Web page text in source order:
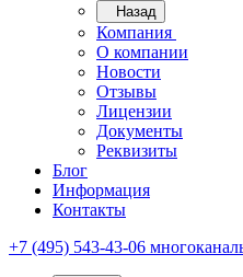
Назад
Компания
О компании
Новости
Отзывы
Лицензии
Документы
Реквизиты
Блог
Информация
Контакты
+7 (495) 543-43-06